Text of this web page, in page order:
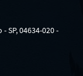
SP, 04634-020 -